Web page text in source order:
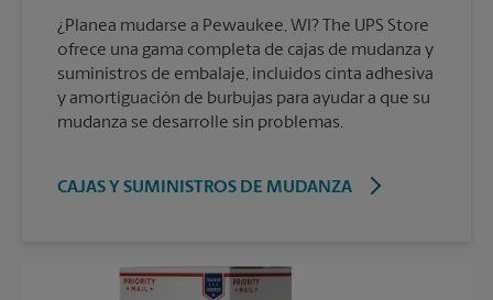
¿Planea mudarse a Pewaukee, WI? The UPS Store
ofrece una gama completa de cajas de mudanza y
suministros de embalaje, incluidos cinta adhesiva
y amortiguación de burbujas para ayudar a que su
mudanza se desarrolle sin problemas.
CAJAS Y SUMINISTROS DE MUDANZA